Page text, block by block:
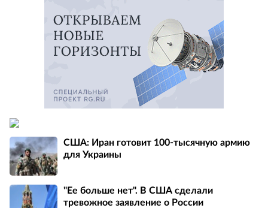
США: Иран готовит 100-тысячную армию
для Украины
"Ее больше нет". В США сделали
тревожное заявление о России